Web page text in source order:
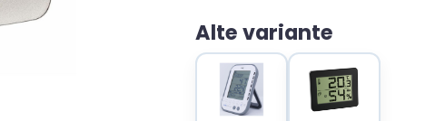
Alte variante